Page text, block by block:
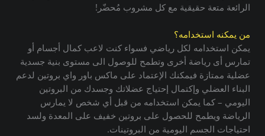
الرائعة متعة حقيقية مع كل مشروب مُحضّر!
من يمكنه استخدامه؟
يمكن استخدامه لكل رياضي فسواء كنت لاعب كمال أجسام أو
تمارس أى رياضة أخرى وتطمح للوصول الى مستوى بنية جسدية
عضلية ممتازة فيمكنك الإعتماد على ماكس باور واي بروتين لدعم
البناء العضلي وإكتمال إحتياج عضلاتك وجسدك من البروتين
اليومي – كما يمكن استخدامه من قبل أي شخص لا يمارس
الرياضة ويطمح للحصول على بروتين خفيف على المعدة ولسد
احتياجات الجسم اليومية من البروتينات.